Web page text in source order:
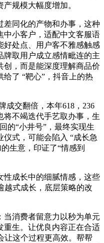
规模大幅度增加。
同化的产物和办事，这种
中小客户，适配中文客服语
好处点、用户客不雅感触感
牌取用户成立感情毗连的主
创，而是能深度理解商品价
了 “靶心”，抖音上的热
交翻倍，本年618，236
将不竭迭代手艺取办事，生
的“小井号”，最终实现生
式，可能会陷入 “成长急
生意，印证了“情感到
成长中的细腻情感，这些
越式成长，底层策略的改
消费者留意力以秒为单元
重生。让优良内容正在合适
让这个过程更高效。帮帮